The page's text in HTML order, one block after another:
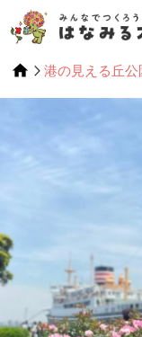
港の見える丘公